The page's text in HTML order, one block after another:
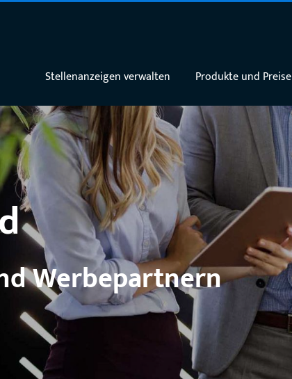
Stellenanzeigen verwalten Produkte und Preise
Werbepartnern